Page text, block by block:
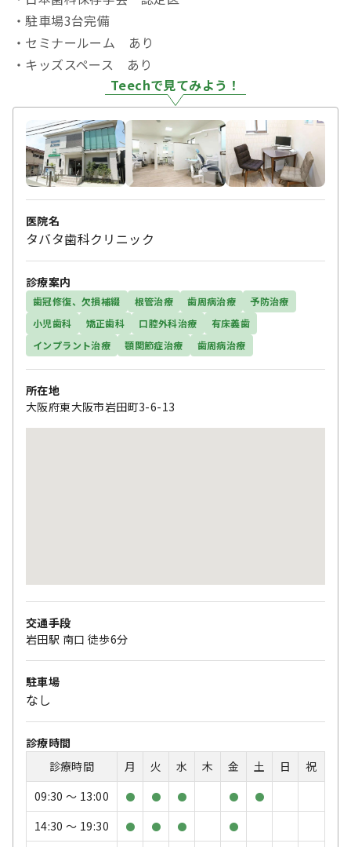
・駐車場3台完備
・セミナールーム あり
・キッズスペース あり
Teechで見てみよう！
医院名
タバタ歯科クリニック
診療案内
歯冠修復、欠損補綴 根管治療 歯周病治療
予防治療
小児歯科
矯正歯科 口腔外科治療
有床義歯
インプラント治療
顎関節症治療 歯周病治療
所在地
大阪府東大阪市岩田町3-6-13
交通手段
岩田駅 南口 徒歩6分
駐車場
なし
診療時間
診療時間
月 火 水 木 金 土 日
祝
09:30 〜 13:00
● ● ● ● ●
14:30 〜 19:30 ● ● ● ●